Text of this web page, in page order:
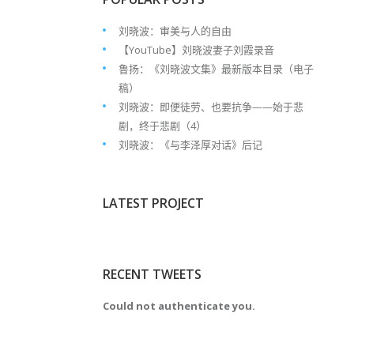
刘晓波：审美与人的自由
【YouTube】刘晓波妻子刘霞录音
鲁扬：《刘晓波文集》最新版本目录（电子
稿）
刘晓波：即便徒劳、也要抗争——始于悲
剧，终于悲剧（4）
刘晓波：《与李泽厚对话》后记
LATEST PROJECT
RECENT TWEETS
Could not authenticate you.